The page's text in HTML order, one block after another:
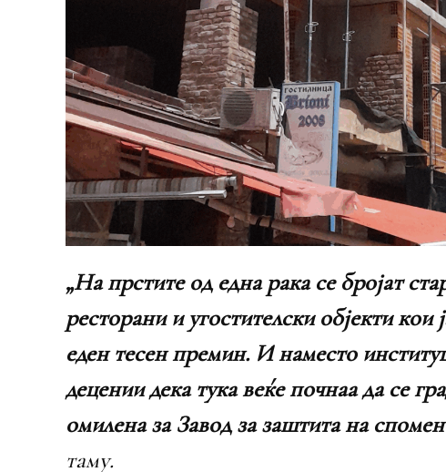
„На прстите од една рака се бројат
ресторани и угостителски објекти
еден тесен премин. И наместо
децении дека тука веќе почнаа да се
омилена за Завод за заштита на
таму.